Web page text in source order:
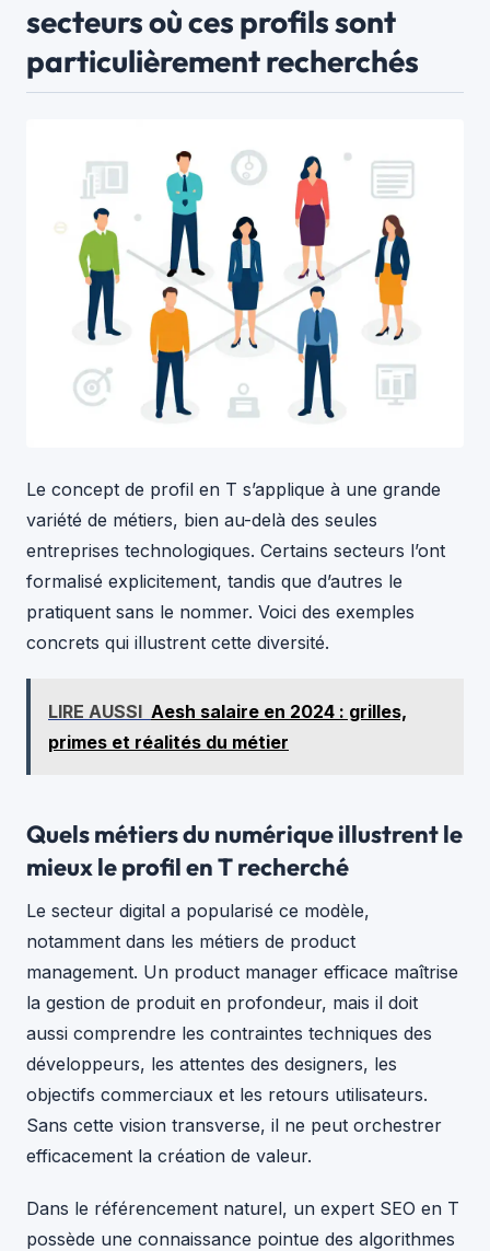
secteurs où ces profils sont
particulièrement recherchés
Le concept de profil en T s’applique à une grande
variété de métiers, bien au-delà des seules
entreprises technologiques. Certains secteurs l’ont
formalisé explicitement, tandis que d’autres le
pratiquent sans le nommer. Voici des exemples
concrets qui illustrent cette diversité.
LIRE AUSSI Aesh salaire en 2024 : grilles,
primes et réalités du métier
Quels métiers du numérique illustrent le
mieux le profil en T recherché
Le secteur digital a popularisé ce modèle,
notamment dans les métiers de product
management. Un product manager efficace maîtrise
la gestion de produit en profondeur, mais il doit
aussi comprendre les contraintes techniques des
développeurs, les attentes des designers, les
objectifs commerciaux et les retours utilisateurs.
Sans cette vision transverse, il ne peut orchestrer
efficacement la création de valeur.
Dans le référencement naturel, un expert SEO en T
possède une connaissance pointue des algorithmes